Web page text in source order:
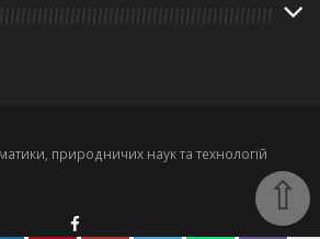
⇧
природничих наук та технологій